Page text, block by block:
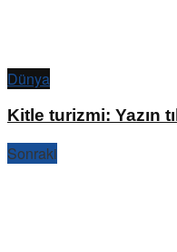
Dünya
Kitle turizmi: Yazın
Sonraki